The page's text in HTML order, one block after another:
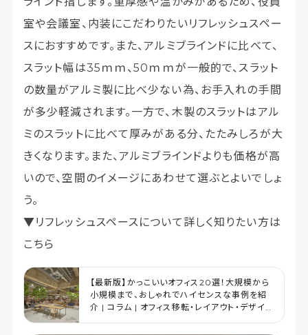
室や会議室、内装にこだわりたいリフレッシュスペー
スにおすすめです。また、アルミブラインドに比べて、
スラット幅は35ｍｍ、50ｍｍが一般的で、スラット
の数量がアルミ製に比べ少ない為、お手入れの手間
が多少軽減されます。一方で、木製のスラットはアル
ミのスラットに比べて厚みがある分、たたみしろが大
きくなります。また、アルミブラインドよりも価格が高
いので、空間のイメージにあわせて選ぶとよいでしょ
う。
▼リフレッシュスペースについて詳しく知りたい方は
こちら
【最新版】かっこいいオフィス20選！大規模から
小規模まで、おしゃれでハイセンスな事例を紹
介 | コラム | オフィス移転・レイアウト・デザイ